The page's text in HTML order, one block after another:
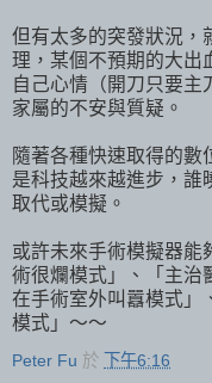
但有太多的突發狀況，
理，某個不預期的大出
自己心情（開刀只要主
家屬的不安與質疑。
隨著各種快速取得的數
是科技越來越進步，誰
取代或模擬。
或許未來手術模擬器能
術很爛模式」、「主治
在手術室外叫囂模式」
模式」～～
Peter Fu 於 下午6:16